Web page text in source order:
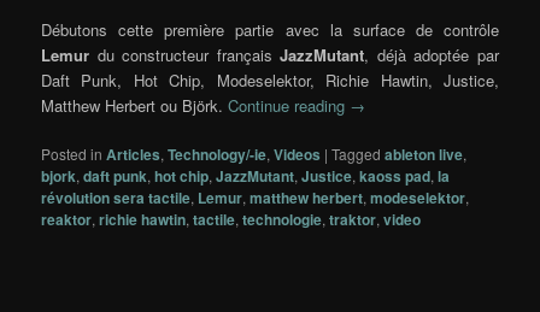
Débutons cette première partie avec la surface de contrôle
Lemur du constructeur françaisJazzMutant, déjà adoptée par
Daft Punk, Hot Chip, Modeselektor, Richie Hawtin, Justice,
Matthew Herbert ou Björk.Continue reading →
Posted in Articles,Technology/-ie,Videos |Tagged ableton live,
bjork,daft punk,hot chip,JazzMutant,Justice,kaoss pad,la
révolution sera tactile, Lemur,matthew herbert,modeselektor,
reaktor,richie hawtin,tactile,technologie,traktor,video